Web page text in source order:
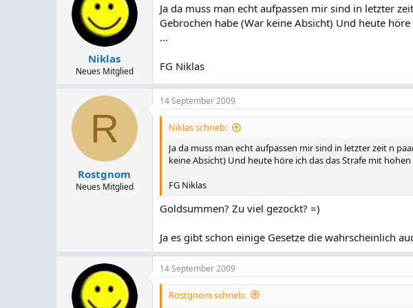
Niklas
Neues Mitglied
Ja da muss man echt aufpassen mir sind in letzter
Gebrochen habe (War keine Absicht) Und heute
...
FG Niklas
R
Rostgnom
Neues Mitglied
14 September 2009
Niklas schrieb:
Ja da muss man echt aufpassen mir sind in letzter zeit n
keine Absicht) Und heute höre ich das das Strafe mit
FG Niklas
Goldsummen? Zu viel gezockt? =)
Ja es gibt schon einige Gesetze die wahrscheinlich
14 September 2009
Rostgnom schrieb: